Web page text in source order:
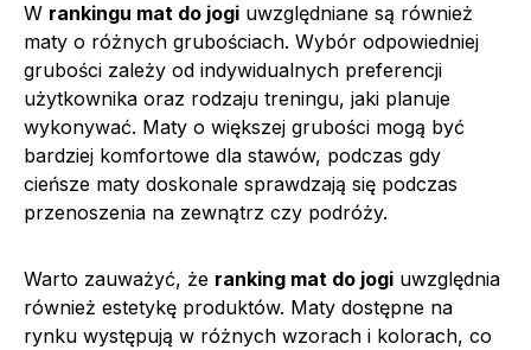
W rankingu mat do jogi uwzględniane są również
maty o różnych grubościach. Wybór odpowiedniej
grubości zależy od indywidualnych preferencji
użytkownika oraz rodzaju treningu, jaki planuje
wykonywać. Maty o większej grubości mogą być
bardziej komfortowe dla stawów, podczas gdy
cieńsze maty doskonale sprawdzają się podczas
przenoszenia na zewnątrz czy podróży.
Warto zauważyć, że ranking mat do jogi uwzględnia
również estetykę produktów. Maty dostępne na
rynku występują w różnych wzorach i kolorach, co